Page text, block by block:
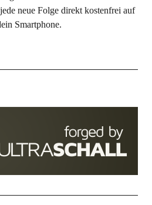
neue Folge direkt kostenfrei auf
Smartphone.